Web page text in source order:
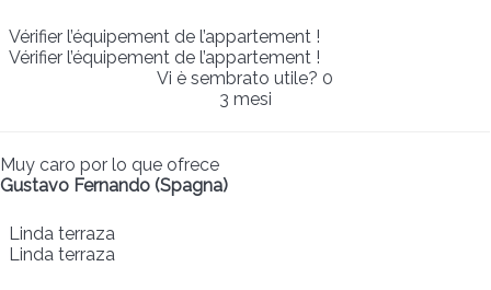
Vérifier l’équipement de l’appartement !
Vérifier l’équipement de l’appartement !
Vi è sembrato utile? 0
3 mesi
Muy caro por lo que ofrece
Gustavo Fernando (Spagna)
Linda terraza
Linda terraza